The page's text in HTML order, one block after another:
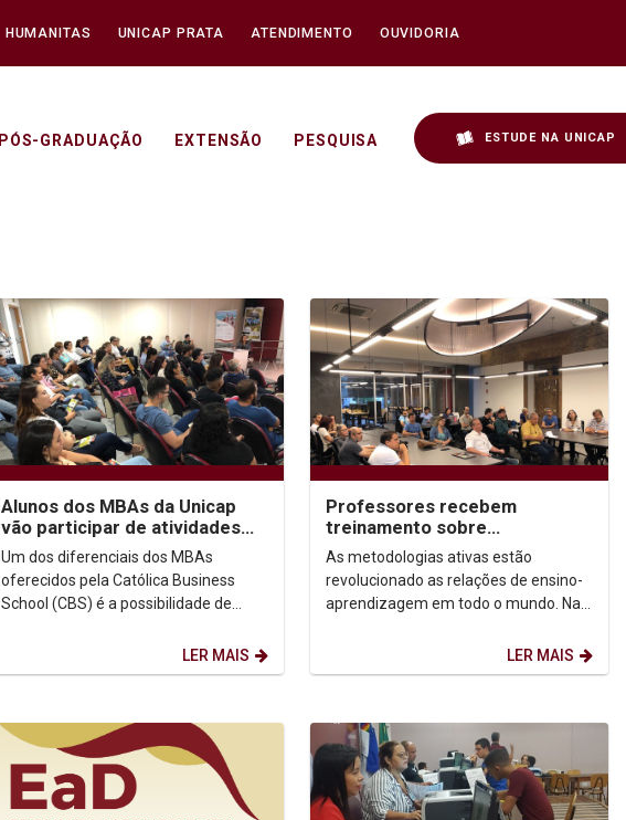
HUMANITAS UNICAP PRATA ATENDIMENTO OUVIDORIA
PÓS-GRADUAÇÃO EXTENSÃO PESQUISA ESTUDE NA UNICAP
Alunos dos MBAs da Unicap
vão participar de atividades
em Portugal
Um dos diferenciais dos MBAs
oferecidos pela Católica Business
School (CBS) é a possibilidade de
LER MAIS
Professores recebem
treinamento sobre
metodologia Problem Based
Learning (PBL)
As metodologias ativas estão
revolucionado as relações de ensino-
aprendizagem em todo o mundo. Na
LER MAIS